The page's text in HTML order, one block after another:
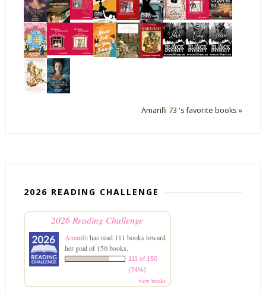
Amarilli 73 's favorite books »
2026 READING CHALLENGE
2026 Reading Challenge
Amarillihas read 111 books toward
her goal of 150 books.
111 of 150
(74%)
view books